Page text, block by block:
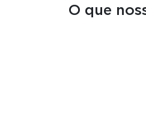
O que